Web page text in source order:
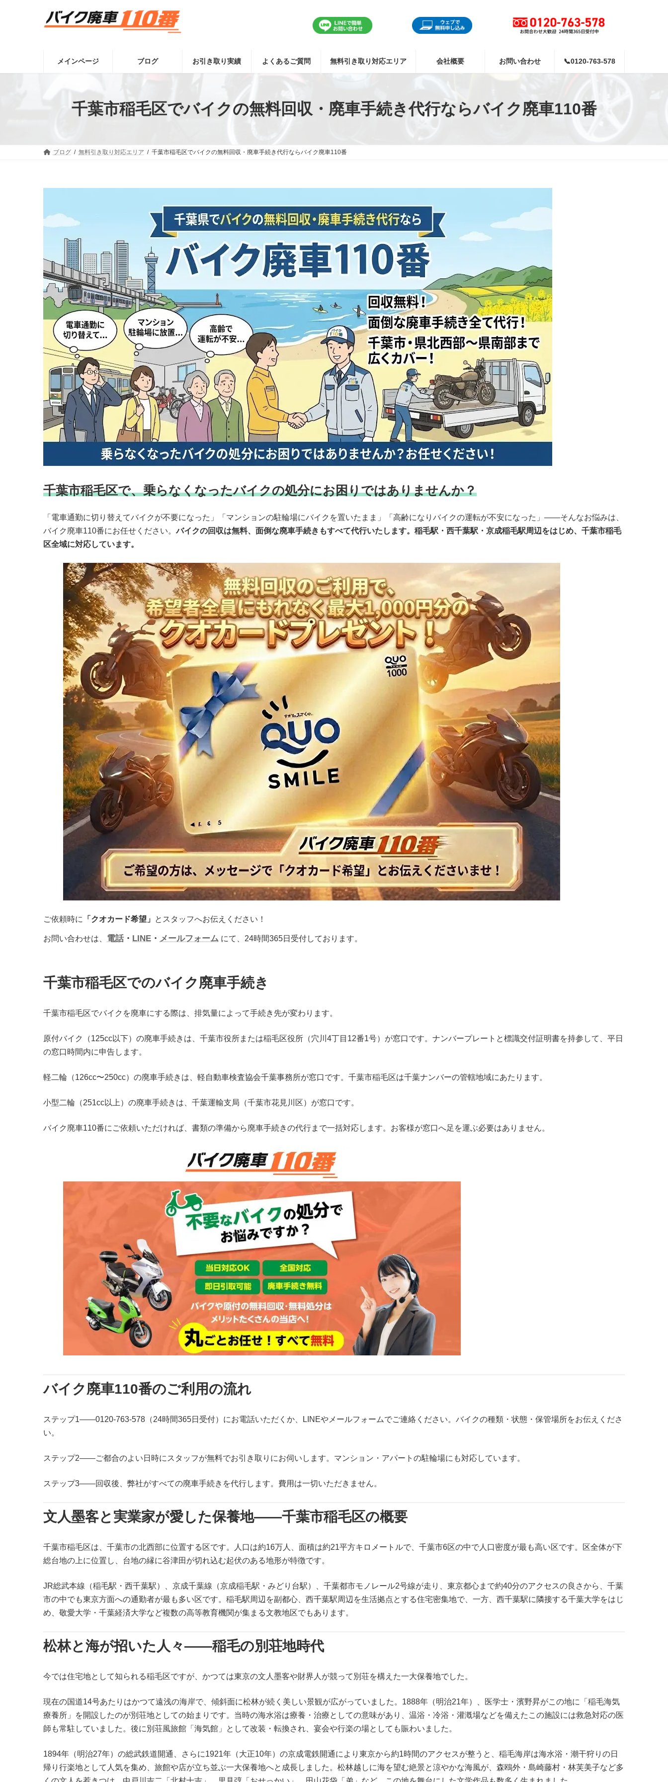
メインページ ブログ お引き取り実績 よくあるご質問 無料引き取り対応エリア 会社概要 お問い合わせ 📞0120-763-578
千葉市稲毛区でバイクの無料回収・廃車手続き代行ならバイク廃車110番
ブログ 無料引き取り対応エリア 千葉市稲毛区でバイクの無料回収・廃車手続き代行ならバイク廃車110番
千葉市稲毛区で、乗らなくなったバイクの処分にお困りではありませんか？
「電車通勤に切り替えてバイクが不要になった」「マンションの駐輪場にバイクを置いたまま」「高齢になりバイクの運転が不安になった」——そんなお悩みは、
バイク廃車110番にお任せください。バイクの回収は無料、面倒な廃車手続きもすべて代行いたします。稲毛駅・西千葉駅・京成稲毛駅周辺をはじめ、千葉市稲毛
区全域に対応しています。
ご依頼時に 「クオカード希望」 とスタッフへお伝えください！
お問い合わせは、 電話 ・ LINE ・ メールフォーム にて、24時間365日受付しております。
千葉市稲毛区でのバイク廃車手続き
千葉市稲毛区でバイクを廃車にする際は、排気量によって手続き先が変わります。
原付バイク（125cc以下）の廃車手続きは、千葉市役所または稲毛区役所（穴川4丁目12番1号）が窓口です。ナンバープレートと標識交付証明書を持参して、平日
の窓口時間内に申告します。
軽二輪（126cc〜250cc）の廃車手続きは、軽自動車検査協会千葉事務所が窓口です。千葉市稲毛区は千葉ナンバーの管轄地域にあたります。
小型二輪（251cc以上）の廃車手続きは、千葉運輸支局（千葉市花見川区）が窓口です。
バイク廃車110番にご依頼いただければ、書類の準備から廃車手続きの代行まで一括対応します。お客様が窓口へ足を運ぶ必要はありません。
バイク廃車110番のご利用の流れ
ステップ1——0120-763-578（24時間365日受付）にお電話いただくか、LINEやメールフォームでご連絡ください。バイクの種類・状態・保管場所をお伝えくださ
い。
ステップ2——ご都合のよい日時にスタッフが無料でお引き取りにお伺いします。マンション・アパートの駐輪場にも対応しています。
ステップ3——回収後、弊社がすべての廃車手続きを代行します。費用は一切いただきません。
文人墨客と実業家が愛した保養地——千葉市稲毛区の概要
千葉市稲毛区は、千葉市の北西部に位置する区です。人口は約16万人、面積は約21平方キロメートルで、千葉市6区の中で人口密度が最も高い区です。区全体が下
総台地の上に位置し、台地の縁に谷津田が切れ込む起伏のある地形が特徴です。
JR総武本線（稲毛駅・西千葉駅）、京成千葉線（京成稲毛駅・みどり台駅）、千葉都市モノレール2号線が走り、東京都心まで約40分のアクセスの良さから、千葉
市の中でも東京方面への通勤者が最も多い区です。稲毛駅周辺を副都心、西千葉駅周辺を生活拠点とする住宅密集地で、一方、西千葉駅に隣接する千葉大学をはじ
め、敬愛大学・千葉経済大学など複数の高等教育機関が集まる文教地区でもあります。
松林と海が招いた人々——稲毛の別荘地時代
今では住宅地として知られる稲毛区ですが、かつては東京の文人墨客や財界人が競って別荘を構えた一大保養地でした。
現在の国道14号あたりはかつて遠浅の海岸で、傾斜面に松林が続く美しい景観が広がっていました。1888年（明治21年）、医学士・濱野昇がこの地に「稲毛海気
療養所」を開設したのが別荘地としての始まりです。当時の海水浴は療養・治療としての意味があり、温浴・冷浴・灌漑場などを備えたこの施設には救急対応の医
師も常駐していました。後に別荘風旅館「海気館」として改装・転換され、宴会や行楽の場としても賑わいました。
1894年（明治27年）の総武鉄道開通、さらに1921年（大正10年）の京成電鉄開通により東京から約1時間のアクセスが整うと、稲毛海岸は海水浴・潮干狩りの日
帰り行楽地として人気を集め、旅館や店が立ち並ぶ一大保養地へと成長しました。松林越しに海を望む絶景と涼やかな海風が、森鴎外・島崎藤村・林芙美子など多